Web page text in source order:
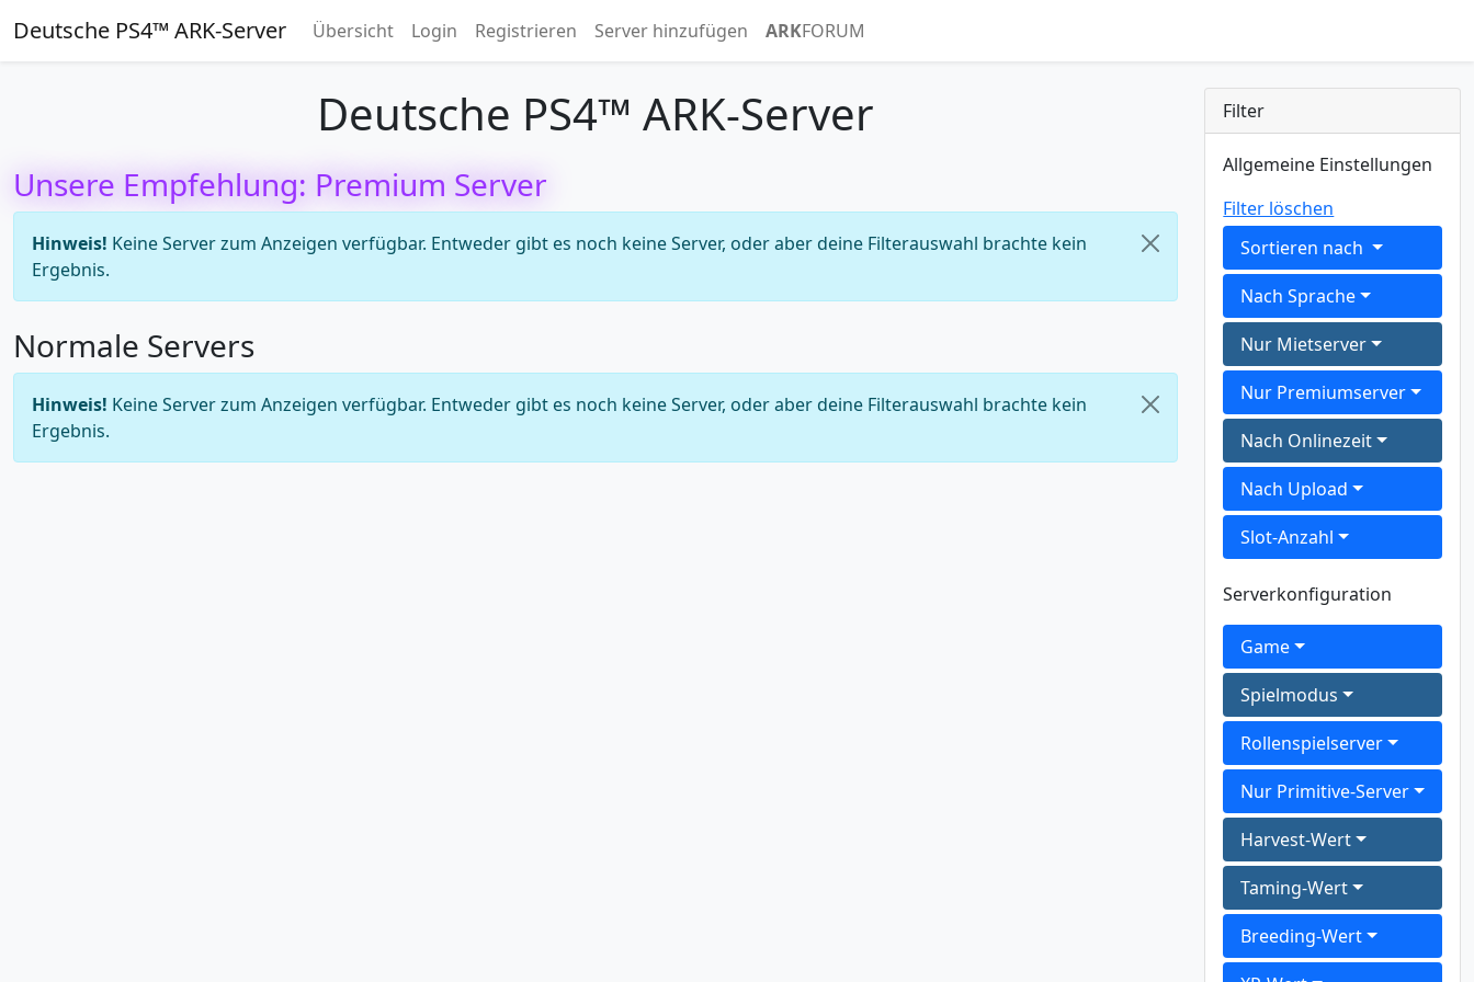
Deutsche PS4™ ARK-Server Übersicht Login Registrieren Server hinzufügen ARKFORUM
Deutsche PS4™ ARK-Server
Unsere Empfehlung: Premium Server
Hinweis! Keine Server zum Anzeigen verfügbar. Entweder gibt es noch keine Server, oder aber deine Filterauswahl brachte kein
Ergebnis.
Normale Servers
Hinweis! Keine Server zum Anzeigen verfügbar. Entweder gibt es noch keine Server, oder aber deine Filterauswahl brachte kein
Ergebnis.
Filter
Allgemeine Einstellungen
Filter löschen
Sortieren nach
Nach Sprache
Nur Mietserver
Nur Premiumserver
Nach Onlinezeit
Nach Upload
Slot-Anzahl
Serverkonfiguration
Game
Spielmodus
Rollenspielserver
Nur Primitive-Server
Harvest-Wert
Taming-Wert
Breeding-Wert